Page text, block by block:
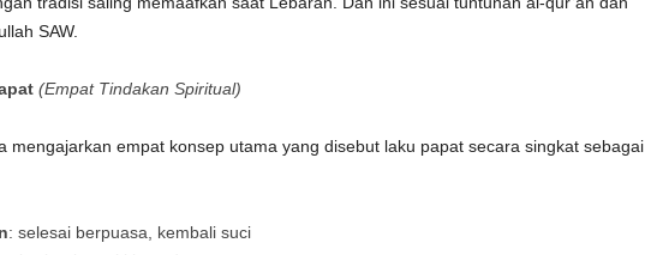
SAW.
(Empat Tindakan Spiritual)
mengajarkan empat konsep utama yang disebut laku papat secara singkat sebagai
: selesai berpuasa, kembali suci